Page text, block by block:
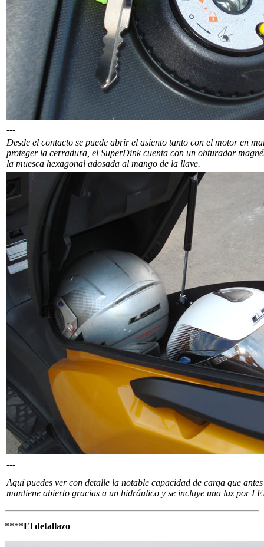
---
Desde el contacto se puede abrir el asiento tanto con el motor en
proteger la cerradura, el SuperDink cuenta con un obturador
la muesca hexagonal adosada al mango de la llave.
---
Aquí puedes ver con detalle la notable capacidad de carga que
mantiene abierto gracias a un hidráulico y se incluye una luz por
****El detallazo